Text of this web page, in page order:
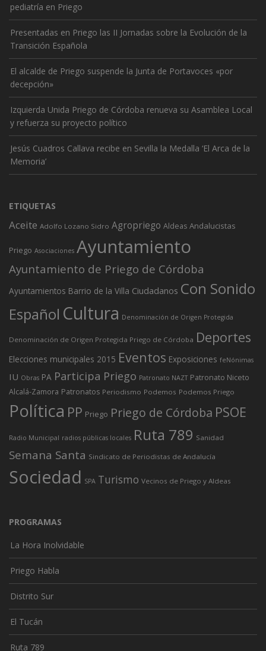
pediatría en Priego
Presentadas en Priego las II Jornadas sobre la Evolución de la
Transición Española
El alcalde de Priego suspende la Junta de Portavoces «por
decepción»
Izquierda Unida Priego de Córdoba renueva su Asamblea Local
y refuerza su proyecto político
Jesús Cuadros Callava recibe en Sevilla la Medalla ‘El Arca de la
Memoria’
ETIQUETAS
Aceite Adolfo Lozano Sidro Agropriego Aldeas Andalucistas
Priego Asociaciones Ayuntamiento
Ayuntamiento de Priego de Córdoba
Ayuntamientos Barrio de la Villa Ciudadanos Con Sonido
Español Cultura Denominación de Origen Protegida
Denominación de Origen Protegida Priego de Córdoba Deportes
Elecciones municipales 2015 Eventos Exposiciones feNónimas
IU Obras PA Participa Priego Patronato NAZT Patronato Niceto
Alcalá-Zamora Patronatos Periodismo Podemos Podemos Priego
Política PP Priego Priego de Córdoba PSOE
Radio Municipal radios públicas locales Ruta 789 Sanidad
Semana Santa Sindicato de Periodistas de Andalucía
Sociedad SPA Turismo Vecinos de Priego y Aldeas
PROGRAMAS
La Hora Inolvidable
Priego Habla
Distrito Sur
El Tucán
Ruta 789